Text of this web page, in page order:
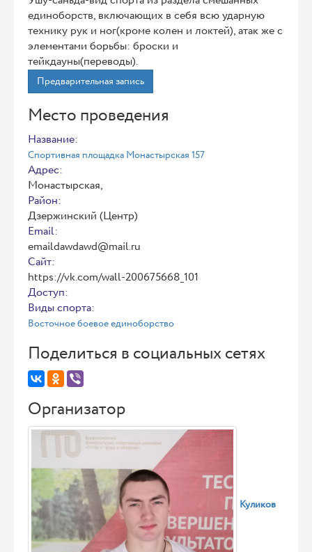
единоборств, включающих в себя всю ударную
технику рук и ног(кроме колен и локтей), атак же с
элементами борьбы: броски и
тейкдауны(переводы).
Предварительная запись
Место проведения
Название:
Спортивная площадка Монастырская 157
Адрес:
Монастырская,
Район:
Дзержинский (Центр)
Email:
emaildawdawd@mail.ru
Сайт:
https://vk.com/wall-200675668_101
Доступ:
Виды спорта:
Восточное боевое единоборство
Поделиться в социальных сетях
Организатор
Куликов